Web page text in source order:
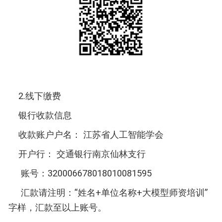
2.线下缴费
银行收款信息
收款账户户名： 江苏省人工智能学会
开户行： 交通银行南京仙林支行
账号：320006678018010081595
汇款请注明：“姓名+单位名称+大模型师资培训”
字样，汇款至以上账号。